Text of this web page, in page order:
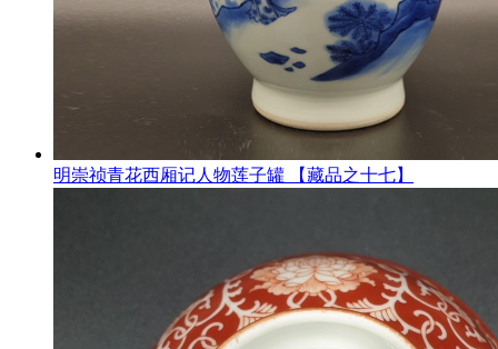
明崇祯青花西厢记人物莲子罐 【藏品之十七】